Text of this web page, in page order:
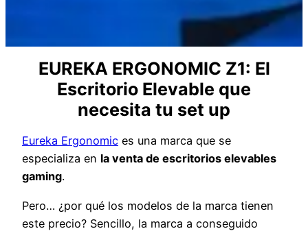
EUREKA ERGONOMIC Z1: El
Escritorio Elevable que
necesita tu set up
Eureka Ergonomic es una marca que se
especializa en la venta de escritorios elevables
gaming.
Pero… ¿por qué los modelos de la marca tienen
este precio? Sencillo, la marca a conseguido